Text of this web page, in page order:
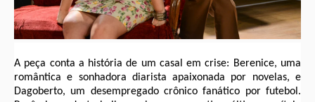
A peça conta a história de um casal em crise: Berenice, uma
romântica e sonhadora diarista apaixonada por novelas, e
Dagoberto, um desempregado crônico fanático por futebol.